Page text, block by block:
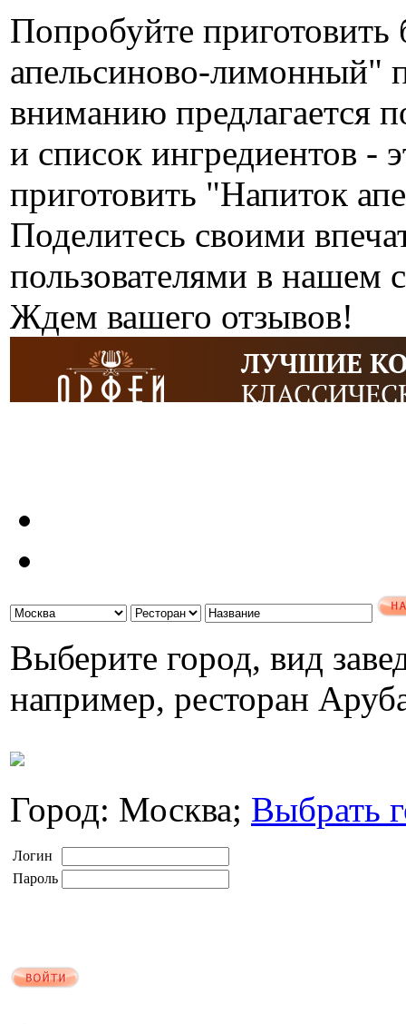
Попробуйте
апельсиново-лимонный"
вниманию предлагается
и список ингредиентов -
приготовить "Напиток
Поделитесь своими
пользователями в нашем
Ждем вашего отзывов!
Выберите город, вид
например, ресторан
Город: Москва; Выбрать
Логин
Пароль